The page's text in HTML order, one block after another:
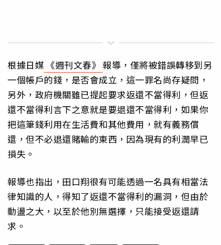
根據日媒 《週刊文春》 報導，僅將被錯誤轉移到另
一個帳戶的錢，是否會成立，這一罪名尚存疑問，
另外，政府機關雖已提起要求返還不當得利，但返
還不當得利言下之意就是要退還不當得利，如果你
把這筆錢利用在生活費和其他費用，就有義務償
還，但不必退還賭輸的東西，因為現有的利潤早已
損失。
報導也指出，田口翔很有可能透過一名具有相當法
律知識的人，得知了返還不當得利的漏洞，但由於
動盪之大，以至於他別無選擇，只能接受返還請
求。